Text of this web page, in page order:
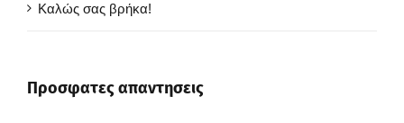
Καλώς σας βρήκα!
Προσφατες απαντησεις